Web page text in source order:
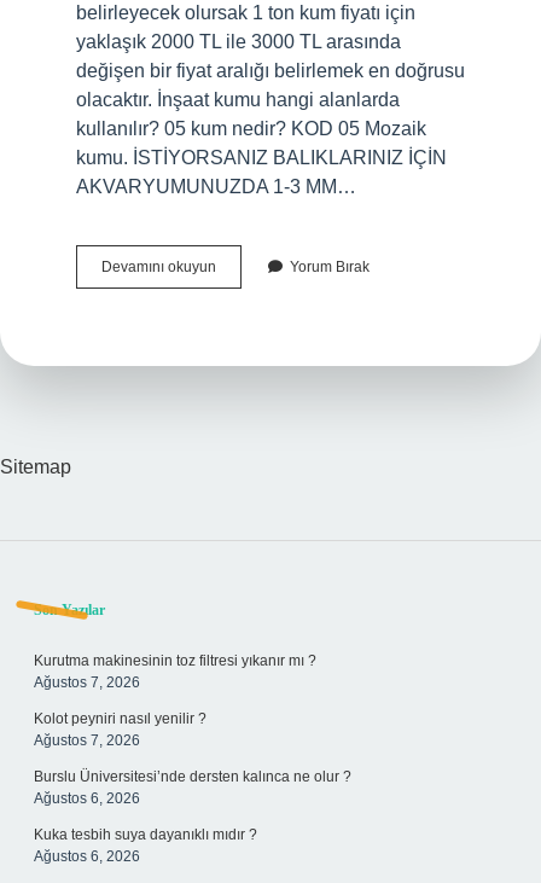
belirleyecek olursak 1 ton kum fiyatı için
yaklaşık 2000 TL ile 3000 TL arasında
değişen bir fiyat aralığı belirlemek en doğrusu
olacaktır. İnşaat kumu hangi alanlarda
kullanılır? 05 kum nedir? KOD 05 Mozaik
kumu. İSTİYORSANIZ BALIKLARINIZ İÇİN
AKVARYUMUNUZDA 1-3 MM…
Devamını okuyun
Kum
Yorum Bırak
Sitemap
Sidebar
Son Yazılar
Kurutma makinesinin toz filtresi yıkanır mı ?
Ağustos 7, 2026
Kolot peyniri nasıl yenilir ?
Ağustos 7, 2026
Burslu Üniversitesi’nde dersten kalınca ne olur ?
Ağustos 6, 2026
Kuka tesbih suya dayanıklı mıdır ?
Ağustos 6, 2026